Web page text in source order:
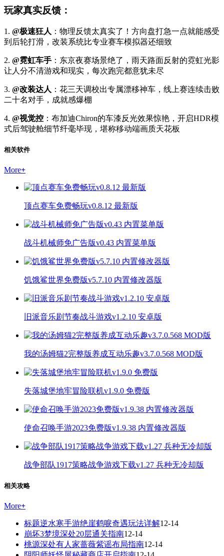
玩家真实反馈：
1. @极速狂人 ：物理反馈太真实了！方向盘打急一点就能感受
到后轮打滑，改装系统比专业赛车模拟器还细致
2. @霓虹车手 ：东京夜赛场景绝了，雨天路面反射的霓虹光影
让人分不清游戏和现实，每次跑完都意犹未尽
3. @改装达人 ：花三天调校出专属漂移神车，线上赛连续击败
二十名对手，成就感爆棚
4. @视觉控 ：布加迪Chiron的车漆反光效果惊艳，开启HDR模
式后驾驶舱细节纤毫毕现，堪称移动端画质天花板
相关软件
More+
顶点赛车免费畅玩v0.8.12 最新版
战斗机械师免广告版v0.43 内置菜单版
饥饿鲨世界免费版v5.7.10 内置修改器版
旧派音乐剧节奏战斗游戏v1.2.10 安卓版
我的汤姆猫2完整版养成互动乐趣v3.7.0.568 MOD版
失落城堡地牢冒险联机v1.9.0 免费版
使命召唤手游2023免费版v1.9.38 内置修改器版
战争部队1917策略战争游戏下载v1.27 兵种无冷却版
相关攻略
More+
标题逆水寒手游绝崖鹤唳奇遇玩法详解12-14
崩坏3梦境深处20层通关指南12-14
桃源深处有人家蔷薇紫谣布局指南12-14